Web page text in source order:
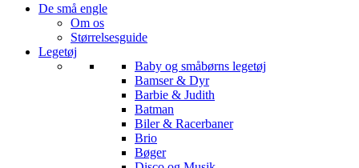
De små engle
Om os
Størrelsesguide
Legetøj
Baby og småbørns legetøj
Bamser & Dyr
Barbie & Judith
Batman
Biler & Racerbaner
Brio
Bøger